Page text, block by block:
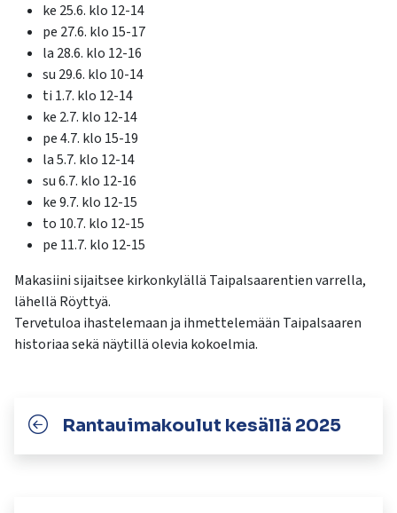
ke 25.6. klo 12-14
pe 27.6. klo 15-17
la 28.6. klo 12-16
su 29.6. klo 10-14
ti 1.7. klo 12-14
ke 2.7. klo 12-14
pe 4.7. klo 15-19
la 5.7. klo 12-14
su 6.7. klo 12-16
ke 9.7. klo 12-15
to 10.7. klo 12-15
pe 11.7. klo 12-15
Makasiini sijaitsee kirkonkylällä Taipalsaarentien varrella,
lähellä Röyttyä.
Tervetuloa ihastelemaan ja ihmettelemään Taipalsaaren
historiaa sekä näytillä olevia kokoelmia.
Rantauimakoulut kesällä 2025